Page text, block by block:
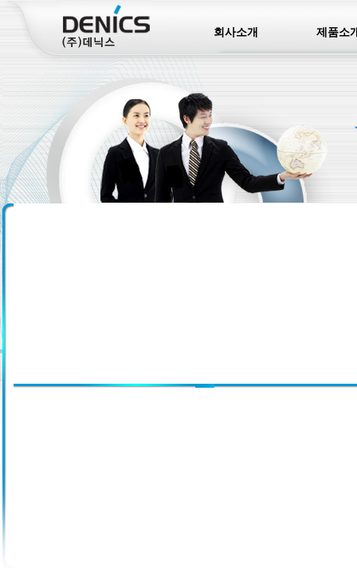
회사소개 제품소